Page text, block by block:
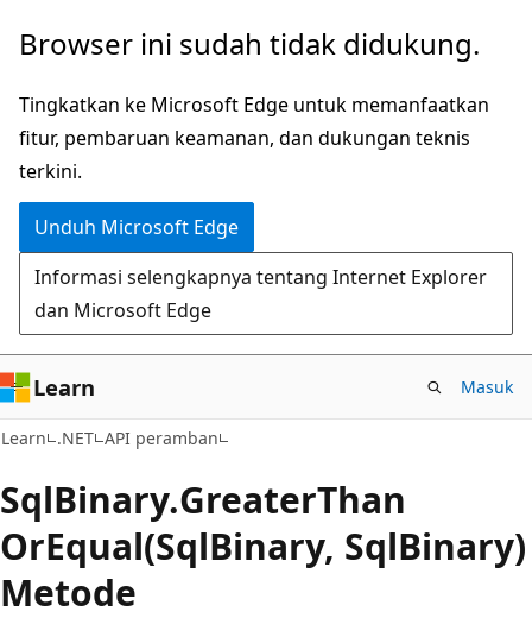
Lompati
konten
utama
Lewati
navigasi
dalam
halaman
Browser ini sudah tidak didukung.
Tingkatkan ke Microsoft Edge untuk memanfaatkan
fitur, pembaruan keamanan, dan dukungan teknis
terkini.
Unduh Microsoft Edge
Informasi selengkapnya tentang Internet Explorer
dan Microsoft Edge
Learn Masuk
Learn .NET API peramban
SqlBinary.GreaterThan
OrEqual(SqlBinary, SqlBinary)
Metode